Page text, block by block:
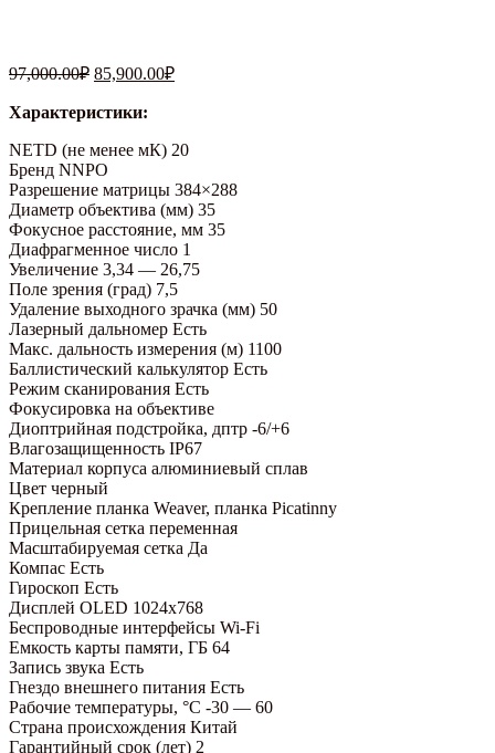
97,000.00₽ Первоначальная
составляла
85,900.00₽Текущая
Характеристики:
NETD (не менее мК) 20
Бренд NNPO
Разрешение матрицы 384×288
Диаметр объектива (мм) 35
Фокусное расстояние, мм 35
Диафрагменное число 1
Увеличение 3,34 — 26,75
Поле зрения (град) 7,5
Удаление выходного зрачка (мм) 50
Лазерный дальномер Есть
Макс. дальность измерения (м) 1100
Баллистический калькулятор Есть
Режим сканирования Есть
Фокусировка на объективе
Диоптрийная подстройка, дптр -6/+6
Влагозащищенность IP67
Материал корпуса алюминиевый сплав
Цвет черный
Крепление планка Weaver, планка Picatinny
Прицельная сетка переменная
Масштабируемая сетка Да
Компас Есть
Гироскоп Есть
Дисплей OLED 1024х768
Беспроводные интерфейсы Wi-Fi
Емкость карты памяти, ГБ 64
Запись звука Есть
Гнездо внешнего питания Есть
Рабочие температуры, °С -30 — 60
Страна происхождения Китай
Гарантийный срок (лет) 2